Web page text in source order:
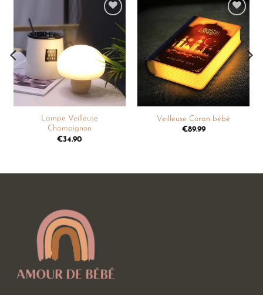
Ajouter
liste de
souhaits
Lampe Veilleuse
Champignon
€34.90
Ajouter
à la
liste de
souhaits
Veilleuse Coran bébé
€89.99